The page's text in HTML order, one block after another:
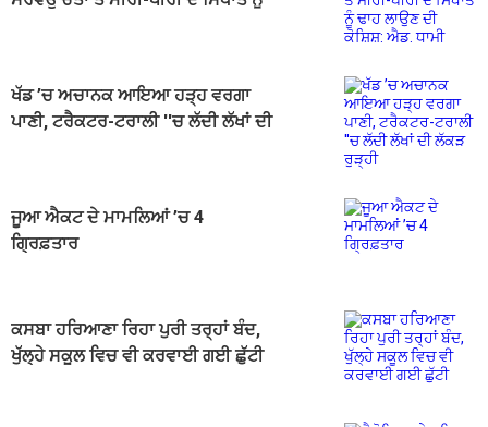
ਖੱਡ ’ਚ ਅਚਾਨਕ ਆਇਆ ਹੜ੍ਹ ਵਰਗਾ
ਪਾਣੀ, ਟਰੈਕਟਰ-ਟਰਾਲੀ ''ਚ ਲੱਦੀ ਲੱਖਾਂ ਦੀ
ਜੂਆ ਐਕਟ ਦੇ ਮਾਮਲਿਆਂ ’ਚ 4
ਗ੍ਰਿਫ਼ਤਾਰ
ਕਸਬਾ ਹਰਿਆਣਾ ਰਿਹਾ ਪੁਰੀ ਤਰ੍ਹਾਂ ਬੰਦ,
ਖੁੱਲ੍ਹੇ ਸਕੂਲ ਵਿਚ ਵੀ ਕਰਵਾਈ ਗਈ ਛੁੱਟੀ